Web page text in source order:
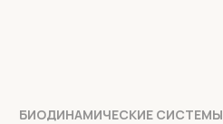
БИОДИНАМИЧЕСКИЕ СИСТЕМЫ